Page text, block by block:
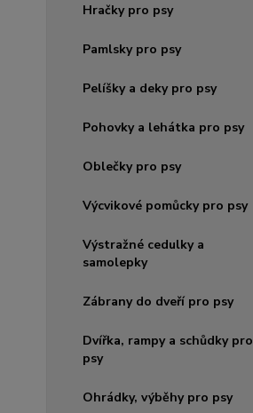
Hračky pro psy
Pamlsky pro psy
Pelíšky a deky pro psy
Pohovky a lehátka pro psy
Oblečky pro psy
Výcvikové pomůcky pro psy
Výstražné cedulky a
samolepky
Zábrany do dveří pro psy
Dvířka, rampy a schůdky pro
psy
Ohrádky, výběhy pro psy